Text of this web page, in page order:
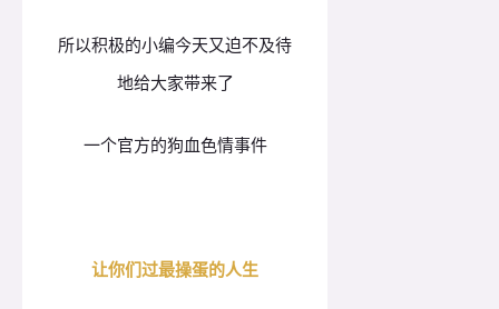
所以积极的小编今天又迫不及待
地给大家带来了
一个官方的狗血色情事件
让你们过最操蛋的人生